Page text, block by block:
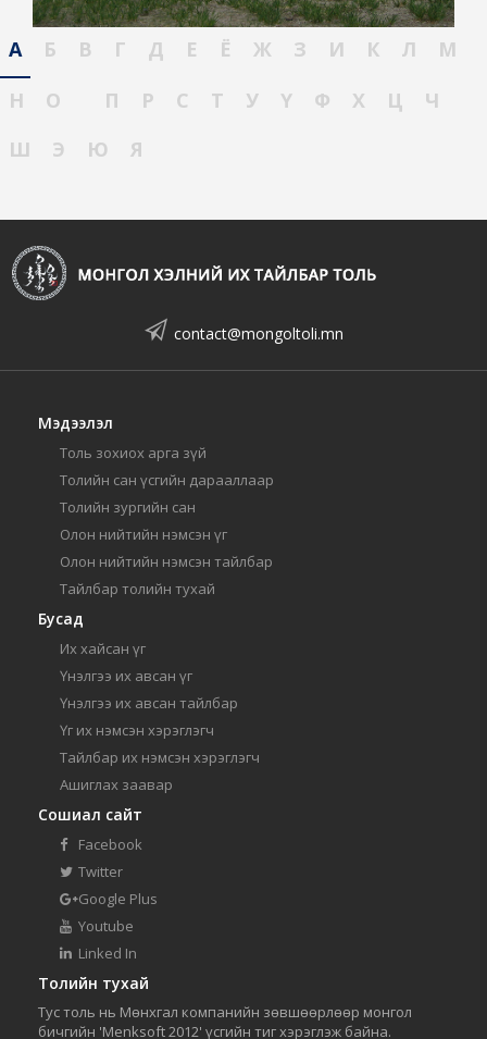
А Б В Г Д Е Ё Ж З И К Л
М
Н
О П Р С Т У Ү Ф Х Ц
Ч
Ш
Э Ю Я
contact@mongoltoli.mn
Мэдээлэл
Толь зохиох арга зүй
Толийн сан үсгийн дарааллаар
Толийн зургийн сан
Олон нийтийн нэмсэн үг
Олон нийтийн нэмсэн тайлбар
Тайлбар толийн тухай
Бусад
Их хайсан үг
Үнэлгээ их авсан үг
Үнэлгээ их авсан тайлбар
Үг их нэмсэн хэрэглэгч
Тайлбар их нэмсэн хэрэглэгч
Ашиглах заавар
Сошиал сайт
Facebook
Twitter
Google Plus
Youtube
Linked In
Толийн тухай
Тус толь нь Мөнхгал компанийн зөвшөөрлөөр монгол
бичгийн 'Menksoft 2012' үсгийн тиг хэрэглэж байна.